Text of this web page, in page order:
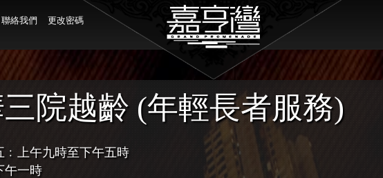
聯絡我們 更改密碼
院越齡 (年輕長者服務)
﹕上午九時至下午五時
午一時